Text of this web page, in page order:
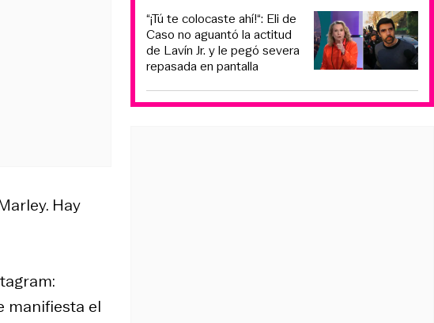
Hay
manifiesta el
“¡Tú te colocaste ahí!“: Eli de
Caso no aguantó la actitud
de Lavín Jr. y le pegó severa
repasada en pantalla